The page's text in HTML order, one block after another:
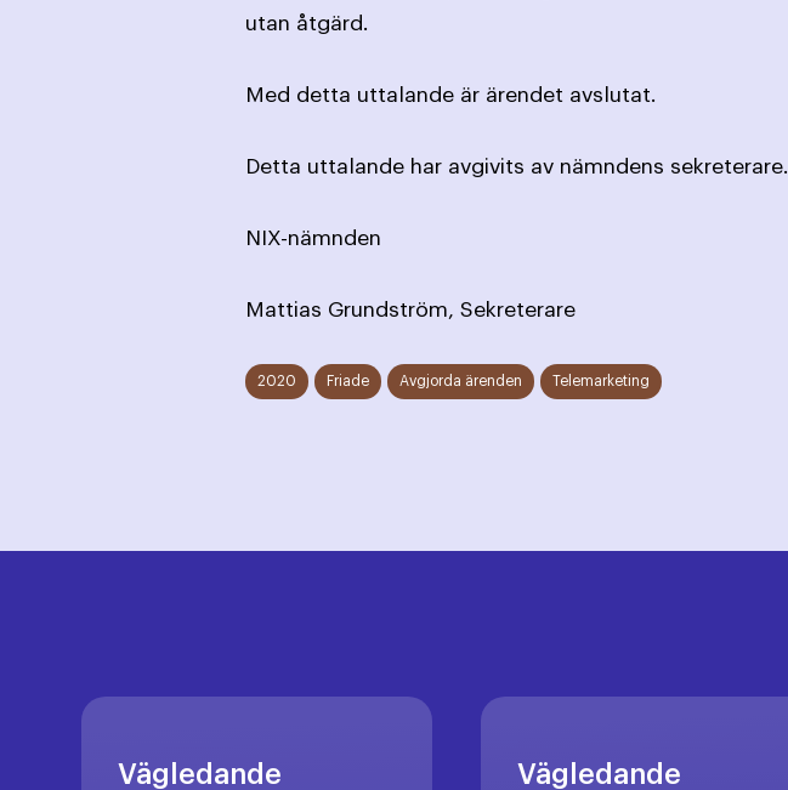
utan åtgärd.
Med detta uttalande är ärendet avslutat.
Detta uttalande har avgivits av nämndens sekreterare.
NIX-nämnden
Mattias Grundström, Sekreterare
2020 Friade Avgjorda ärenden Telemarketing
Vägledande
Vägledande